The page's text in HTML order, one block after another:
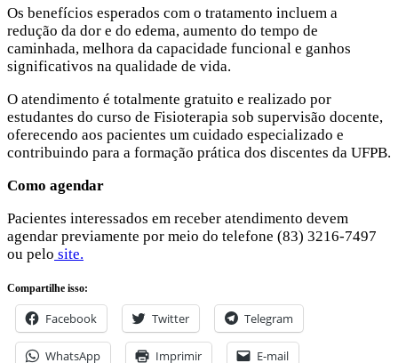
Os benefícios esperados com o tratamento incluem a
redução da dor e do edema, aumento do tempo de
caminhada, melhora da capacidade funcional e ganhos
significativos na qualidade de vida.
O atendimento é totalmente gratuito e realizado por
estudantes do curso de Fisioterapia sob supervisão docente,
oferecendo aos pacientes um cuidado especializado e
contribuindo para a formação prática dos discentes da UFPB.
Como agendar
Pacientes interessados em receber atendimento devem
agendar previamente por meio do telefone (83) 3216-7497
ou pelo site.
Compartilhe isso:
Facebook Twitter Telegram
WhatsApp Imprimir E-mail